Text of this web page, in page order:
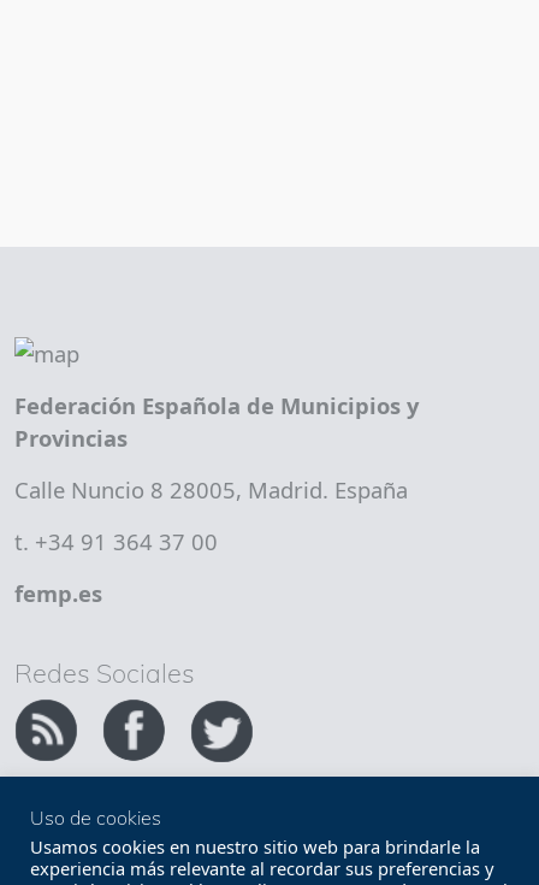
Federación Española de Municipios y
Provincias
Calle Nuncio 8 28005, Madrid. España
t. +34 91 364 37 00
femp.es
Redes Sociales
Copyright FEMP
Accesibilidad
Uso de cookies
Usamos cookies en nuestro sitio web para brindarle la
experiencia más relevante al recordar sus preferencias y